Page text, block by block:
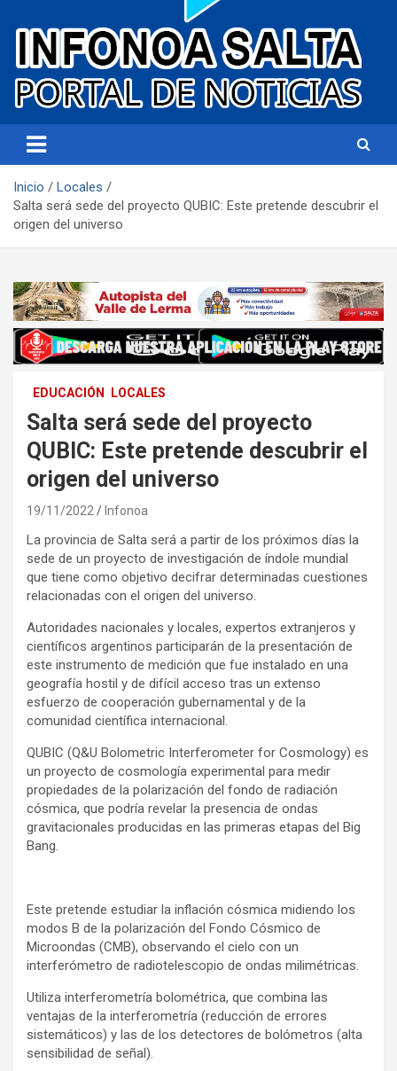
Infonoa Salta
Inicio
Locales
Salta será sede del proyecto QUBIC: Este pretende descubrir el
origen del universo
EDUCACIÓN LOCALES
Salta será sede del proyecto
QUBIC: Este pretende descubrir el
origen del universo
19/11/2022 Infonoa
La provincia de Salta será a partir de los próximos días la
sede de un proyecto de investigación de índole mundial
que tiene como objetivo decifrar determinadas cuestiones
relacionadas con el origen del universo.
Autoridades nacionales y locales, expertos extranjeros y
científicos argentinos participarán de la presentación de
este instrumento de medición que fue instalado en una
geografía hostil y de difícil acceso tras un extenso
esfuerzo de cooperación gubernamental y de la
comunidad científica internacional.
QUBIC (Q&U Bolometric Interferometer for Cosmology) es
un proyecto de cosmología experimental para medir
propiedades de la polarización del fondo de radiación
cósmica, que podría revelar la presencia de ondas
gravitacionales producidas en las primeras etapas del Big
Bang.
Este pretende estudiar la inflación cósmica midiendo los
modos B de la polarización del Fondo Cósmico de
Microondas (CMB), observando el cielo con un
interferómetro de radiotelescopio de ondas milimétricas.
Utiliza interferometría bolométrica, que combina las
ventajas de la interferometría (reducción de errores
sistemáticos) y las de los detectores de bolómetros (alta
sensibilidad de señal).